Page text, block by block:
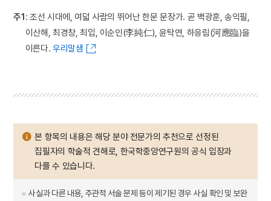
주1: 조선 시대에, 여덟 사람의 뛰어난 한문 문장가. 곧 백광훈, 송익필,
이산해, 최경창, 최입, 이순인(李純仁), 윤탁연, 하응림(河應臨)을
이른다. 우리말샘
본 항목의 내용은 해당 분야 전문가의 추천으로 선정된
집필자의 학술적 견해로, 한국학중앙연구원의 공식 입장과
다를 수 있습니다.
사실과 다른 내용, 주관적 서술 문제 등이 제기된 경우 사실 확인 및 보완